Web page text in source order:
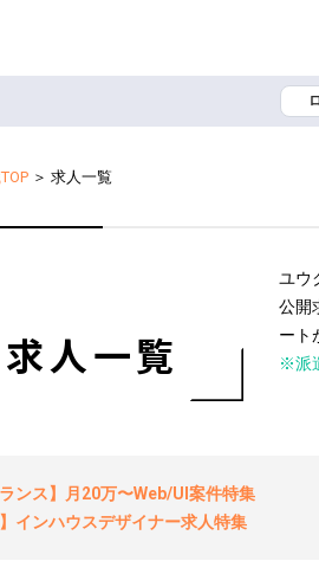
＞ 求人一覧
人一覧
ユウ
公開
ート
※派
ランス】月20万〜Web/UI案件特集
】インハウスデザイナー求人特集